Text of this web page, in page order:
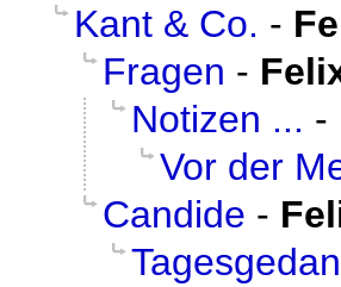
Kant & Co. -
Fragen -
Notizen ... -
Vor der
Candide -